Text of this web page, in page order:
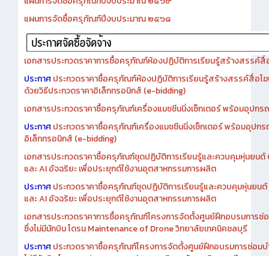
แผนการจัดซื้อครุภัณฑ์ปีงบประมาณ ๒๕๖๙
แผนการจัดซื้อครุภัณฑ์ปีงบประมาณ ๒๕๖๘
เอกสารประกวดราคาการซื้อครุภัณฑ์ห้องปฏิบัติการเรียนรู้สร้างสรรค์
ประกาศ ประกวดราคาซื้อครุภัณฑ์ห้องปฏิบัติการเรียนรู้สร้างสรรค์สื่อโ
ด้วยวิธีประกวดราคาอิเล็กทรอนิกส์ (e-bidding)
เอกสารประกวดราคาซื้อครุภัณฑ์เครื่องแมชชีนนิ่งเซ็กเตอร์ พร้อมอุปก
ประกาศประกวดราคาซื้อครุภัณฑ์เครื่องแมชชีนนิ่งเซ็กเตอร์ พร้อมอุปก
อิเล็กทรอนิกส์ (e-bidding)
เอกสารประกวดราคาซื้อครุภัณฑ์ชุดปฏิบัติการเรียนรู้และควบคุมหุ่นยน
และ AI อัจฉริยะ เพื่อประยุกต์ใช้งานอุตสาหกรรมการผลิต
ประกาศประกวดราคาซื้อครุภัณฑ์ชุดปฏิบัติการเรียนรู้และควบคุมหุ่นยน
และ AI อัจฉริยะ เพื่อประยุกต์ใช้งานอุตสาหกรรมการผลิต
เอกสารประกวดราคาการซื้อครุภัณฑ์โครงการจัดตั้งศูนย์ฝึกอบรมการซ่
ซึ่งไม่มีนักบิน โดรน Maintenance of Drone วิทยาลัยเทคนิคชลบุรี